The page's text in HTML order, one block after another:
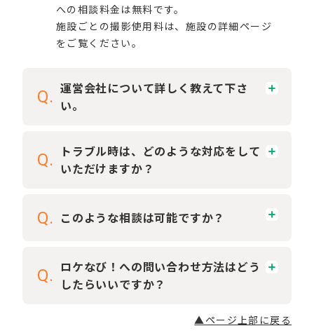
への相談料金は無料です。
施設ごとの撮影使用料は、施設の詳細ページ
をご覧ください。
Q. 運営会社について詳しく教えて下さ
い。
Q.
トラブル時は、どのような対応をして
いただけますか？
Q. このような相談は可能ですか？
Q. ロケなび！への問い合わせ方法はどう
したらいいですか？
▲ページ上部に戻る